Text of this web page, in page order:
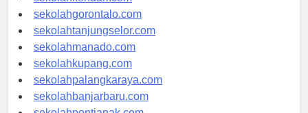
sekolahkendari.com
sekolahgorontalo.com
sekolahtanjungselor.com
sekolahmanado.com
sekolahkupang.com
sekolahpalangkaraya.com
sekolahbanjarbaru.com